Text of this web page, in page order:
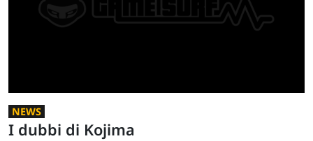
NEWS
I dubbi di Kojima